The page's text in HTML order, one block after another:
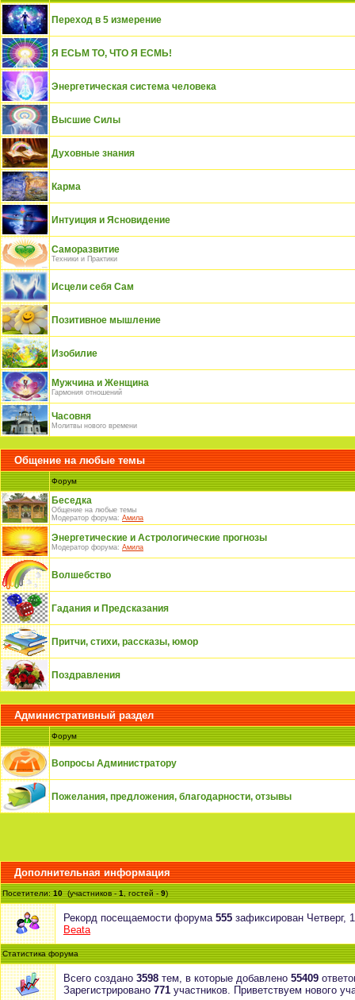
Переход в 5 измерение
Я ЕСЬМ ТО, ЧТО Я ЕСМЬ!
Энергетическая система человека
Высшие Силы
Духовные знания
Карма
Интуиция и Ясновидение
Саморазвитие
Техники и Практики
Исцели себя Сам
Позитивное мышление
Изобилие
Мужчина и Женщина
Гармония отношений
Часовня
Молитвы нового времени
Общение на любые темы
Форум
Беседка
Общение на любые темы
Модератор форума: Амила
Энергетические и Астрологические прогнозы
Модератор форума: Амила
Волшебство
Гадания и Предсказания
Притчи, стихи, рассказы, юмор
Поздравления
Административный раздел
Форум
Вопросы Администратору
Пожелания, предложения, благодарности, отзывы
Дополнительная информация
Посетители:10(участников -1, гостей -9)
Рекорд посещаемости форума 555 зафиксирован Четверг,
Beata
Статистика форума
Всего создано 3598 тем, в которые добавлено 55409
Зарегистрировано 771 участников. Приветствуем нового